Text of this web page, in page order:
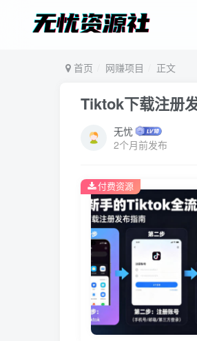
首页 网赚项目 正文
Tiktok下载注册
无忧
2个月前发布
付费资源